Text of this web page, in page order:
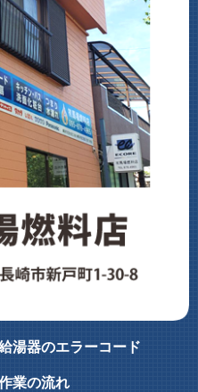
湯器のエラーコード
業の流れ